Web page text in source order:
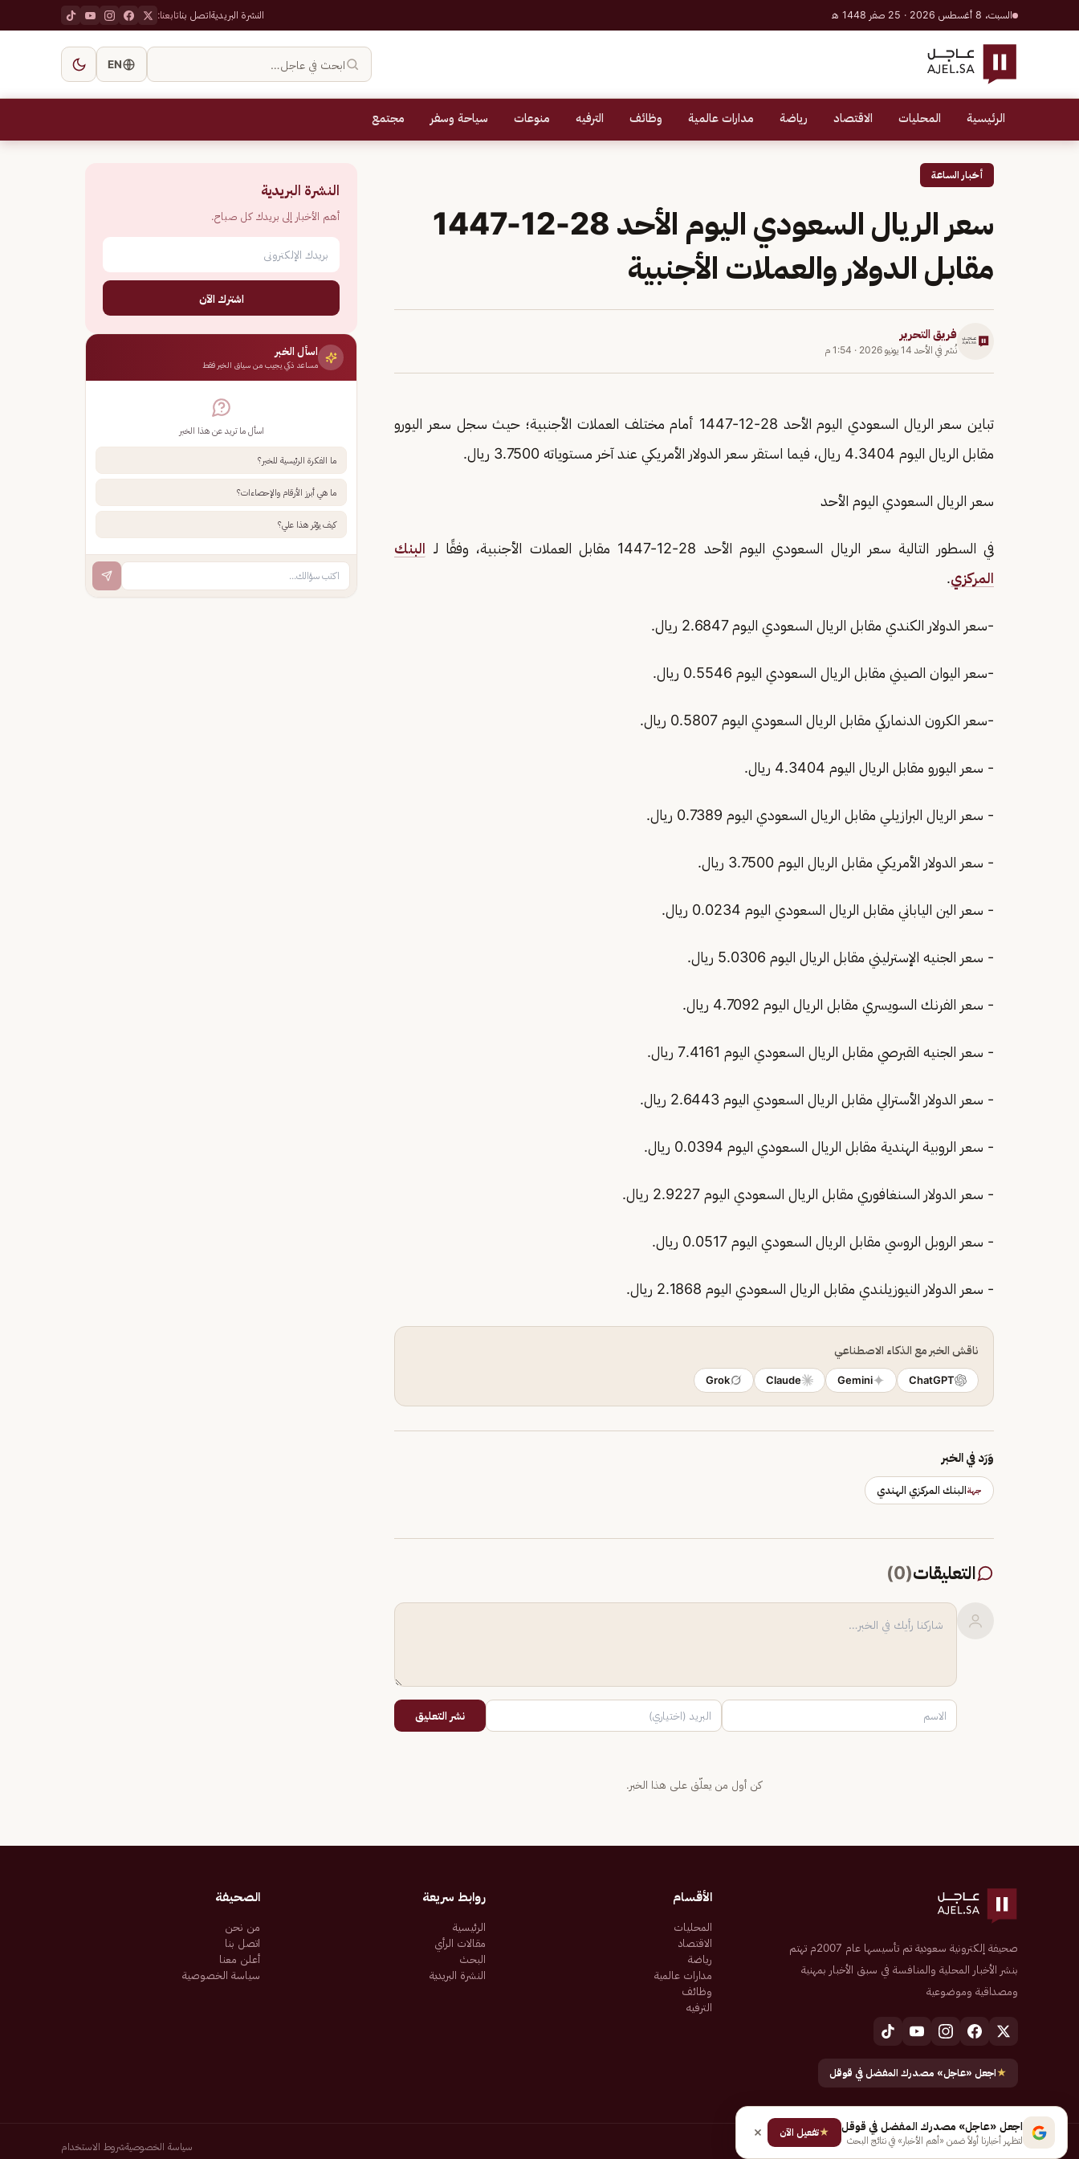
السبت، 8 أغسطس 2026 · 25 صفر 1448 هـ النشرة البريديةاتصل بناتابعنا:
ابحث في عاجل… EN
الرئيسية المحليات الاقتصاد رياضة مدارات عالمية وظائف الترفيه منوعات سياحة وسفر مجتمع
أخبار الساعة
سعر الريال السعودي اليوم الأحد 28-12-1447
مقابل الدولار والعملات الأجنبية
فريق التحرير
نُشر في الأحد 14 يونيو 2026 · 1:54 م
تباين سعر الريال السعودي اليوم الأحد 28-12-1447 أمام مختلف العملات الأجنبية؛ حيث سجل سعر اليورو
مقابل الريال اليوم 4.3404 ريال، فيما استقر سعر الدولار الأمريكي عند آخر مستوياته 3.7500 ريال.
سعر الريال السعودي اليوم الأحد
في السطور التالية سعر الريال السعودي اليوم الأحد 28-12-1447 مقابل العملات الأجنبية، وفقًا لـ
البنك
المركزي.
-سعر الدولار الكندي مقابل الريال السعودي اليوم 2.6847 ريال.
-سعر اليوان الصيني مقابل الريال السعودي اليوم 0.5546 ريال.
-سعر الكرون الدنماركي مقابل الريال السعودي اليوم 0.5807 ريال.
- سعر اليورو مقابل الريال اليوم 4.3404 ريال.
- سعر الريال البرازيلي مقابل الريال السعودي اليوم 0.7389 ريال.
- سعر الدولار الأمريكي مقابل الريال اليوم 3.7500 ريال.
- سعر الين الياباني مقابل الريال السعودي اليوم 0.0234 ريال.
- سعر الجنيه الإسترليني مقابل الريال اليوم 5.0306 ريال.
- سعر الفرنك السويسري مقابل الريال اليوم 4.7092 ريال.
- سعر الجنيه القبرصي مقابل الريال السعودي اليوم 7.4161 ريال.
- سعر الدولار الأسترالي مقابل الريال السعودي اليوم 2.6443 ريال.
- سعر الروبية الهندية مقابل الريال السعودي اليوم 0.0394 ريال.
- سعر الدولار السنغافوري مقابل الريال السعودي اليوم 2.9227 ريال.
- سعر الروبل الروسي مقابل الريال السعودي اليوم 0.0517 ريال.
- سعر الدولار النيوزيلندي مقابل الريال السعودي اليوم 2.1868 ريال.
ناقش الخبر مع الذكاء الاصطناعي
ChatGPT
Gemini
Claude
Grok
وَرَد في الخبر
جهةالبنك المركزي الهندي
التعليقات(
0
)
نشر التعليق
كن أول من يعلّق على هذا الخبر.
النشرة البريدية
أهم الأخبار إلى بريدك كل صباح.
اشترك الآن
اسأل الخبر
مساعد ذكي يجيب من سياق الخبر فقط
اسأل ما تريد عن هذا الخبر
ما الفكرة الرئيسية للخبر؟
ما هي أبرز الأرقام والإحصاءات؟
كيف يؤثر هذا علي؟
صحيفة إلكترونية سعودية تم تأسيسها عام 2007م تهتم
بنشر الأخبار المحلية والمنافسة في سبق الأخبار بمهنية
ومصداقية وموضوعية
★اجعل «عاجل» مصدرك المفضل في قوقل
الأقسام
المحليات
الاقتصاد
رياضة
مدارات عالمية
وظائف
الترفيه
روابط سريعة
الرئيسية
مقالات الرأي
البحث
النشرة البريدية
الصحيفة
من نحن
اتصل بنا
أعلن معنا
سياسة الخصوصية
جميع الحقوق محفوظة لـ شركة إيجاز للنشر الإلكتروني المالكة لصحيفة عاجل سياسة الخصوصيةشروط الاستخدام
اجعل «عاجل» مصدرك المفضل في قوقل
لتظهر أخبارنا أولاً ضمن «أهم الأخبار» في نتائج البحث
★تفعيل الآن